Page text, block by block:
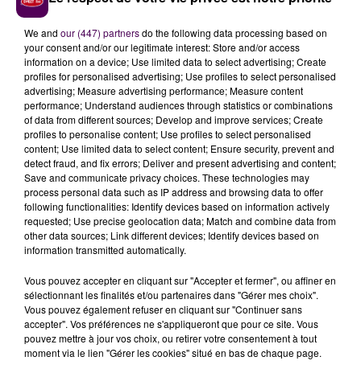
"que toute la lumière soit faite"
: il appartient à la
Congrégation pour la doctrine de la foi"de se
prononcer sur cette procédure interne.
LES PAROISSIENS PRÉVENUS
DIRECTEMENT
Le diocèse de Blois rappelle qu'il"condamne avec la
plus grande fermeté tout fait d’agression sexuelle et
d’abus tout en sachant que rien ne peut totalement
réparer les blessures causées"avant d'inviter tout
éventuel témoin ou toute victime à s'en remettre àla
cellule d’écoute et d’accueil locale qui reste
joignable par téléphone au 02 54 56 40 61
mail, viaparoledevictimes@catholique-blois.net.
Jean-Pierre Batut souligne avoir prévenu lui-même
les paroissiens de Vendôme"en allant à leur
rencontre lors des messes dominicales de ces 12 et
13 novembre".
We and our (447) partnersdo the following data processing based on
your consent and/or our legitimate interest: Store and/or access
information on a device; Use limited data to select advertising; Create
profiles for personalised advertising; Use profiles to select personalised
advertising; Measure advertising performance; Measure content
performance; Understand audiences through statistics or combinations
of data from different sources; Develop and improve services; Create
profiles to personalise content; Use profiles to select personalised
content; Use limited data to select content; Ensure security, prevent and
detect fraud, and fix errors; Deliver and present advertising and content;
Save and communicate privacy choices. These technologies may
process personal data such as IP address and browsing data to offer
following functionalities: Identify devices based on information actively
requested; Use precise geolocation data; Match and combine data from
other data sources; Link different devices; Identify devices based on
information transmitted automatically.
Vous pouvez accepter en cliquant sur "Accepter et fermer", ou affiner en
sélectionnant les finalités et/ou partenaires dans "Gérer mes choix".
Vous pouvez également refuser en cliquant sur "Continuer sans
accepter". Vos préférences ne s'appliqueront que pour ce site. Vous
pouvez mettre à jour vos choix, ou retirer votre consentement à tout
moment via le lien "Gérer les cookies" situé en bas de chaque page.